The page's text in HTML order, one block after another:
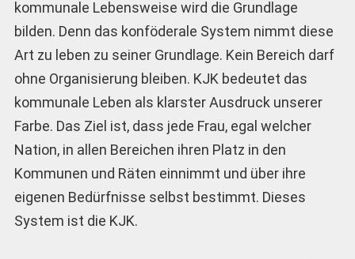
kommunale Lebensweise wird die Grundlage
bilden. Denn das konföderale System nimmt diese
Art zu leben zu seiner Grundlage. Kein Bereich darf
ohne Organisierung bleiben. KJK bedeutet das
kommunale Leben als klarster Ausdruck unserer
Farbe. Das Ziel ist, dass jede Frau, egal welcher
Nation, in allen Bereichen ihren Platz in den
Kommunen und Räten einnimmt und über ihre
eigenen Bedürfnisse selbst bestimmt. Dieses
System ist die KJK.